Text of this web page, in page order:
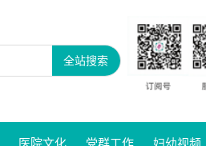
全站搜索
医院文化 党群工作 妇幼视频